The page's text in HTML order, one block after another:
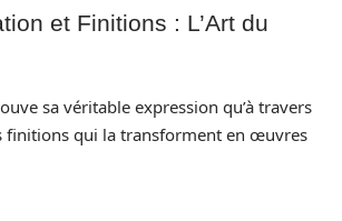
et Finitions : L’Art du
sa véritable expression qu’à travers
finitions qui la transforment en œuvres